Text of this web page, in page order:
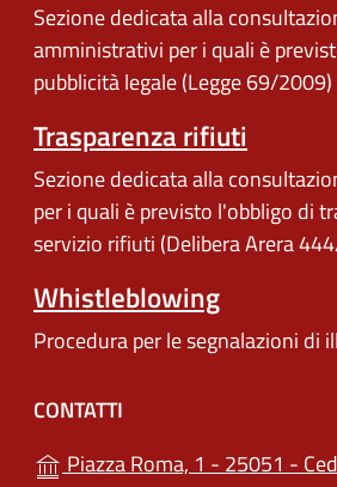
Sezione dedicata alla
amministrativi per i quali è
pubblicità legale (Legge 69/2009)
Trasparenza rifiuti
Sezione dedicata alla
per i quali è previsto l'obbligo di
servizio rifiuti (Delibera Arera
Whistleblowing
Procedura per le segnalazioni di
CONTATTI
Piazza Roma, 1 - 25051 -